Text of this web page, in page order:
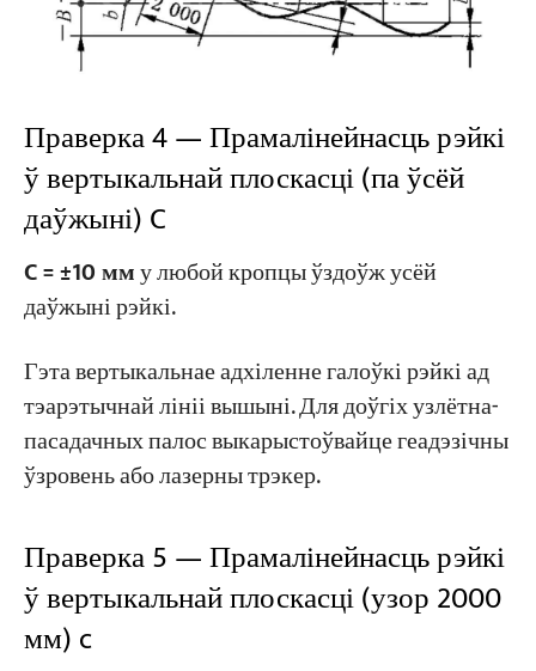
Праверка 4 — Прамалінейнасць рэйкі
ў вертыкальнай плоскасці (па ўсёй
даўжыні) C
C = ±10 мму любой кропцы ўздоўж усёй
даўжыні рэйкі.
Гэта вертыкальнае адхіленне галоўкі рэйкі ад
тэарэтычнай лініі вышыні. Для доўгіх узлётна-
пасадачных палос выкарыстоўвайце геадэзічны
ўзровень або лазерны трэкер.
Праверка 5 — Прамалінейнасць рэйкі
ў вертыкальнай плоскасці (узор 2000
мм) c